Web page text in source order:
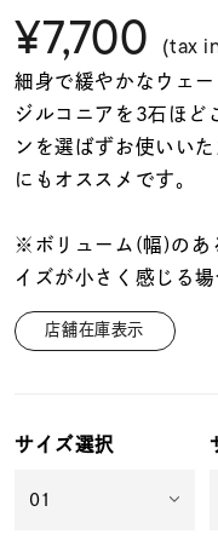
着用シーン
コレクション
リングサイズ
メンズ
価格
¥7,700 (tax
細身で緩やかなウェ
ジルコニアを3石ほど
ンを選ばずお使いい
にもオススメです。
※ボリューム(幅)のあ
イズが小さく感じる場
店舗在庫表示
サイズ選択